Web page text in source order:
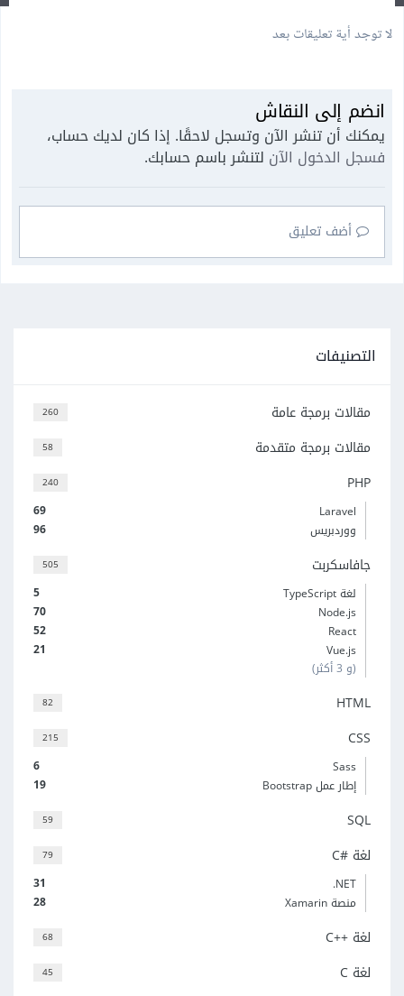
لا توجد أية تعليقات بعد
انضم إلى النقاش
يمكنك أن تنشر الآن وتسجل لاحقًا. إذا كان لديك حساب،
فسجل الدخول الآن لتنشر باسم حسابك.
أضف تعليق
التصنيفات
260 مقالات برمجة عامة
58 مقالات برمجة متقدمة
240 PHP
69
Laravel
96
ووردبريس
505 جافاسكربت
5
لغة TypeScript
70
Node.js
52
React
21
Vue.js
(و 3 أكثر)
82 HTML
215 CSS
6
Sass
19
إطار عمل Bootstrap
59 SQL
79 لغة C#‎
31
‎.NET
28
منصة Xamarin
68 لغة C++‎
45
لغة C